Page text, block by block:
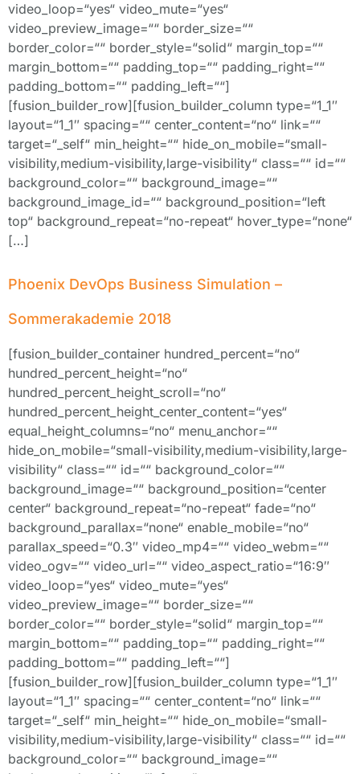
video_loop=“yes“ video_mute=“yes“
video_preview_image=““ border_size=““
border_color=““ border_style=“solid“ margin_top=““
margin_bottom=““ padding_top=““ padding_right=““
padding_bottom=““ padding_left=““]
[fusion_builder_row][fusion_builder_column type=“1_1″
layout=“1_1″ spacing=““ center_content=“no“ link=““
target=“_self“ min_height=““ hide_on_mobile=“small-
visibility,medium-visibility,large-visibility“ class=““ id=““
background_color=““ background_image=““
background_image_id=““ background_position=“left
top“ background_repeat=“no-repeat“ hover_type=“none“
[…]
Phoenix DevOps Business Simulation –
Sommerakademie 2018
[fusion_builder_container hundred_percent=“no“
hundred_percent_height=“no“
hundred_percent_height_scroll=“no“
hundred_percent_height_center_content=“yes“
equal_height_columns=“no“ menu_anchor=““
hide_on_mobile=“small-visibility,medium-visibility,large-
visibility“ class=““ id=““ background_color=““
background_image=““ background_position=“center
center“ background_repeat=“no-repeat“ fade=“no“
background_parallax=“none“ enable_mobile=“no“
parallax_speed=“0.3″ video_mp4=““ video_webm=““
video_ogv=““ video_url=““ video_aspect_ratio=“16:9″
video_loop=“yes“ video_mute=“yes“
video_preview_image=““ border_size=““
border_color=““ border_style=“solid“ margin_top=““
margin_bottom=““ padding_top=““ padding_right=““
padding_bottom=““ padding_left=““]
[fusion_builder_row][fusion_builder_column type=“1_1″
layout=“1_1″ spacing=““ center_content=“no“ link=““
target=“_self“ min_height=““ hide_on_mobile=“small-
visibility,medium-visibility,large-visibility“ class=““ id=““
background_color=““ background_image=““